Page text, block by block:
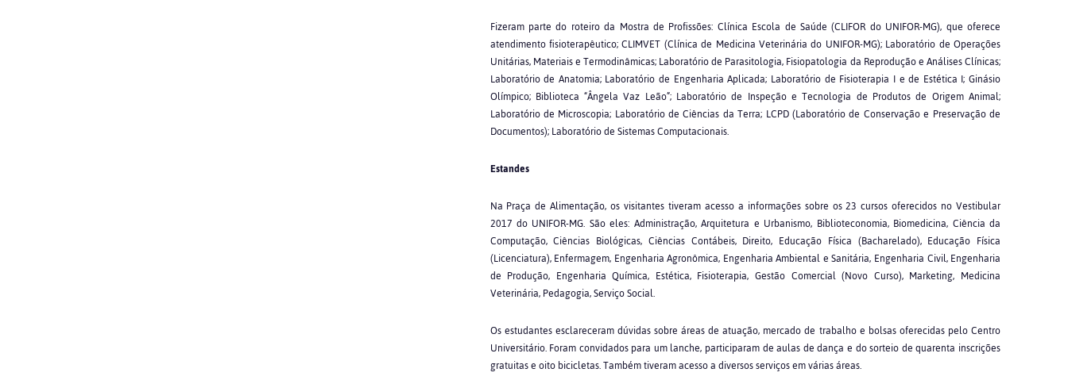
Fizeram parte do roteiro da Mostra de Profissões: Clínica Escola de Saúde (CLIFOR do UNIFOR-MG), que oferece
atendimento fisioterapêutico; CLIMVET (Clínica de Medicina Veterinária do UNIFOR-MG); Laboratório de Operações
Unitárias, Materiais e Termodinâmicas; Laboratório de Parasitologia, Fisiopatologia da Reprodução e Análises Clínicas;
Laboratório de Anatomia; Laboratório de Engenharia Aplicada; Laboratório de Fisioterapia I e de Estética I; Ginásio
Olímpico; Biblioteca “Ângela Vaz Leão”; Laboratório de Inspeção e Tecnologia de Produtos de Origem Animal;
Laboratório de Microscopia; Laboratório de Ciências da Terra; LCPD (Laboratório de Conservação e Preservação de
Documentos); Laboratório de Sistemas Computacionais.
Estandes
Na Praça de Alimentação, os visitantes tiveram acesso a informações sobre os 23 cursos oferecidos no Vestibular
2017 do UNIFOR-MG. São eles: Administração, Arquitetura e Urbanismo, Biblioteconomia, Biomedicina, Ciência da
Computação, Ciências Biológicas, Ciências Contábeis, Direito, Educação Física (Bacharelado), Educação Física
(Licenciatura), Enfermagem, Engenharia Agronômica, Engenharia Ambiental e Sanitária, Engenharia Civil, Engenharia
de Produção, Engenharia Química, Estética, Fisioterapia, Gestão Comercial (Novo Curso), Marketing, Medicina
Veterinária, Pedagogia, Serviço Social.
Os estudantes esclareceram dúvidas sobre áreas de atuação, mercado de trabalho e bolsas oferecidas pelo Centro
Universitário. Foram convidados para um lanche, participaram de aulas de dança e do sorteio de quarenta inscrições
gratuitas e oito bicicletas. Também tiveram acesso a diversos serviços em várias áreas.